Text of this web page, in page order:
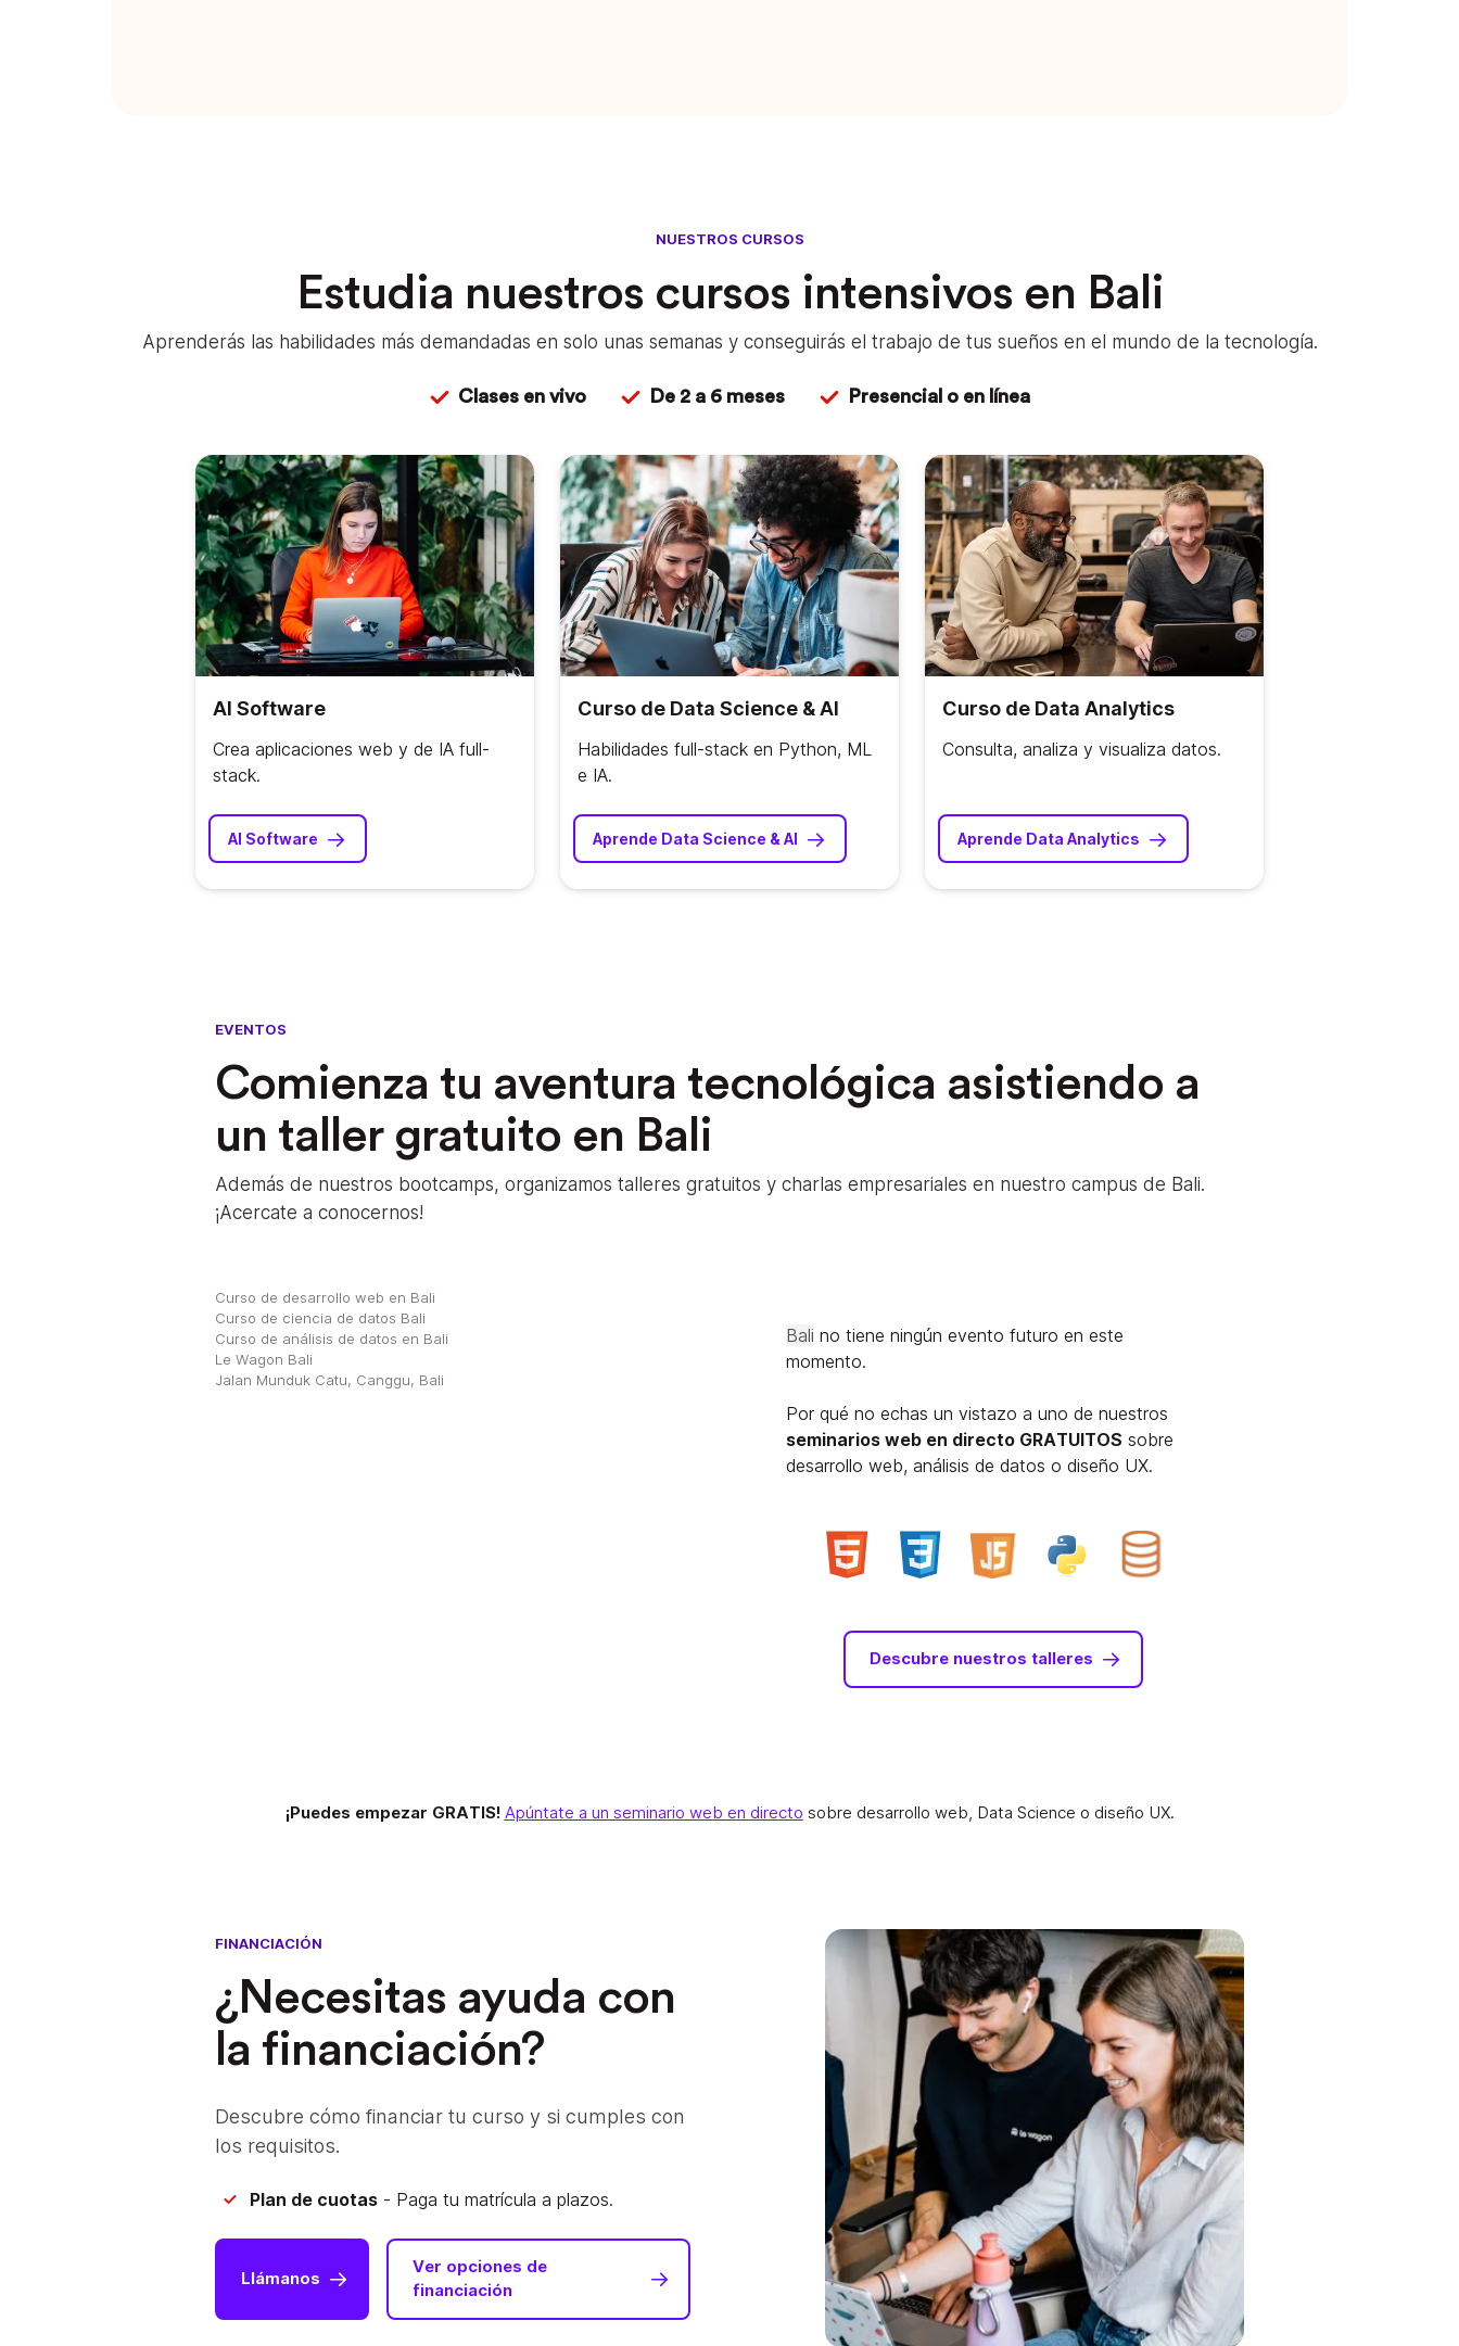
NUESTROS CURSOS
Estudia nuestros cursos intensivos en Bali
Aprenderás las habilidades más demandadas en solo unas semanas y conseguirás el trabajo de tus sueños en el mundo de la tecnología.
Clases en vivo De 2 a 6 meses Presencial o en línea
AI Software
Crea aplicaciones web y de IA full-
stack.
AI Software
Curso de Data Science & AI
Habilidades full-stack en Python, ML
e IA.
Aprende Data Science & AI
Curso de Data Analytics
Consulta, analiza y visualiza datos.
Aprende Data Analytics
EVENTOS
Comienza tu aventura tecnológica asistiendo a
un taller gratuito en Bali
Además de nuestros bootcamps, organizamos talleres gratuitos y charlas empresariales en nuestro campus de Bali.
¡Acercate a conocernos!
Curso de desarrollo web en Bali
Curso de ciencia de datos Bali
Curso de análisis de datos en Bali
Le Wagon Bali
Jalan Munduk Catu, Canggu, Bali
Bali no tiene ningún evento futuro en este
momento.
Por qué no echas un vistazo a uno de nuestros
seminarios web en directo GRATUITOS sobre
desarrollo web, análisis de datos o diseño UX.
Descubre nuestros talleres
¡Puedes empezar GRATIS! Apúntate a un seminario web en directo sobre desarrollo web, Data Science o diseño UX.
FINANCIACIÓN
¿Necesitas ayuda con
la financiación?
Descubre cómo financiar tu curso y si cumples con
los requisitos.
Plan de cuotas - Paga tu matrícula a plazos.
Llámanos
Ver opciones de
financiación